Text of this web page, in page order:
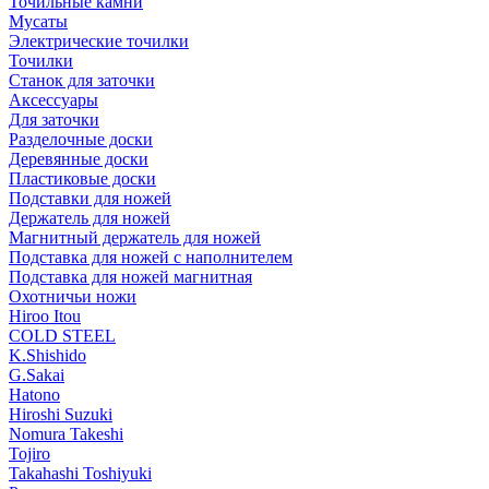
Мусаты
Электрические точилки
Точилки
Станок для заточки
Аксессуары
Для заточки
Разделочные доски
Деревянные доски
Пластиковые доски
Подставки для ножей
Держатель для ножей
Магнитный держатель для ножей
Подставка для ножей с наполнителем
Подставка для ножей магнитная
Охотничьи ножи
Hiroo Itou
COLD STEEL
K.Shishido
G.Sakai
Hatono
Hiroshi Suzuki
Nomura Takeshi
Tojiro
Takahashi Toshiyuki